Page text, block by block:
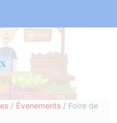
/ Évenements / Foire de